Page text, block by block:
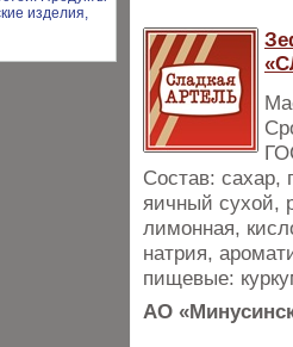
Состав: сахар,
яичный сухой,
лимонная,
натрия,
пищевые:
АО